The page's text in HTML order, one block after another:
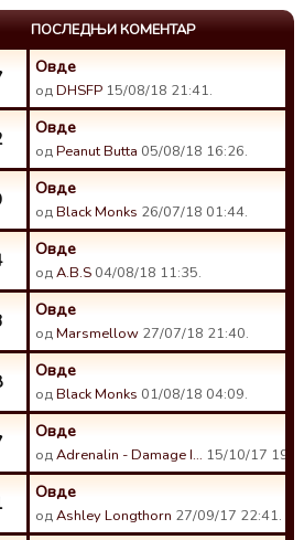
ПОСЛЕДЊИ КОМЕНТАР
Овде
одDHSFP 15/08/18 21:41.
Овде
одPeanut Butta 05/08/18 16:26.
Овде
одBlack Monks 26/07/18 01:44.
Овде
одA.B.S 04/08/18 11:35.
Овде
одMarsmellow 27/07/18 21:40.
Овде
одBlack Monks 01/08/18 04:09.
Овде
одAdrenalin - Damage I… 15/10/17 19:50.
Овде
одAshley Longthorn 27/09/17 22:41.